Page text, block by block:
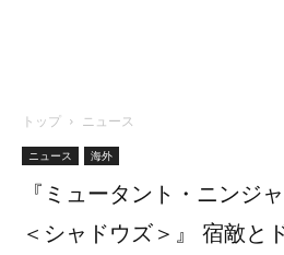
トップ ニュース
ニュース 海外
『ミュータント・ニンジ
＜シャドウズ＞』 宿敵と